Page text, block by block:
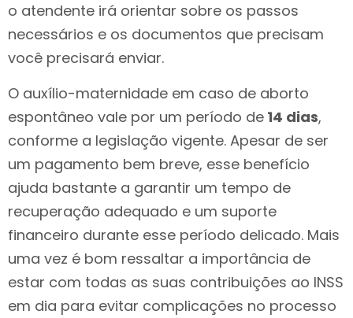
o atendente irá orientar sobre os passos
necessários e os documentos que precisam
você precisará enviar.
O auxílio-maternidade em caso de aborto
espontâneo vale por um período de 14 dias,
conforme a legislação vigente. Apesar de ser
um pagamento bem breve, esse benefício
ajuda bastante a garantir um tempo de
recuperação adequado e um suporte
financeiro durante esse período delicado. Mais
uma vez é bom ressaltar a importância de
estar com todas as suas contribuições ao INSS
em dia para evitar complicações no processo